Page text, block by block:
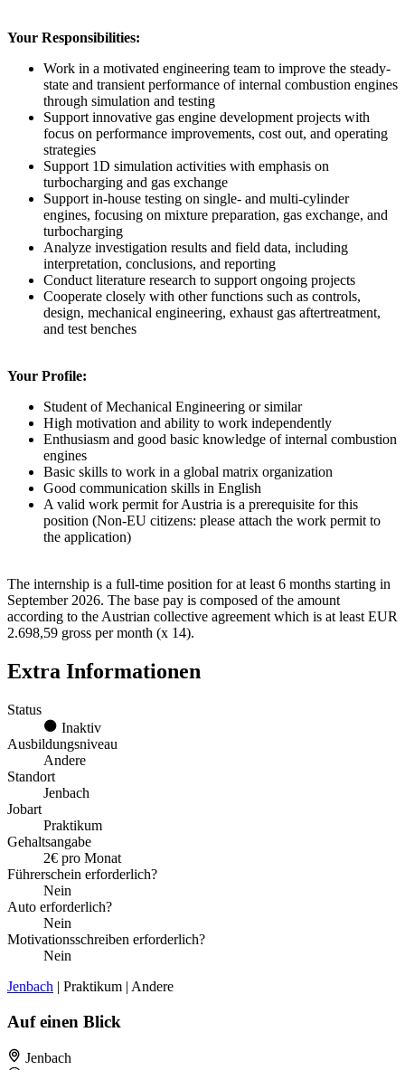
Your Responsibilities:
Work in a motivated engineering team to improve the steady-
state and transient performance of internal combustion engines
through simulation and testing
Support innovative gas engine development projects with
focus on performance improvements, cost out, and operating
strategies
Support 1D simulation activities with emphasis on
turbocharging and gas exchange
Support in-house testing on single- and multi-cylinder
engines, focusing on mixture preparation, gas exchange, and
turbocharging
Analyze investigation results and field data, including
interpretation, conclusions, and reporting
Conduct literature research to support ongoing projects
Cooperate closely with other functions such as controls,
design, mechanical engineering, exhaust gas aftertreatment,
and test benches
Your Profile:
Student of Mechanical Engineering or similar
High motivation and ability to work independently
Enthusiasm and good basic knowledge of internal combustion
engines
Basic skills to work in a global matrix organization
Good communication skills in English
A valid work permit for Austria is a prerequisite for this
position (Non-EU citizens: please attach the work permit to
the application)
The internship is a full-time position for at least 6 months starting in
September 2026. The base pay is composed of the amount
according to the Austrian collective agreement which is at least EUR
2.698,59 gross per month (x 14).
Extra Informationen
Status
Inaktiv
Ausbildungsniveau
Andere
Standort
Jenbach
Jobart
Praktikum
Gehaltsangabe
2€ pro Monat
Führerschein erforderlich?
Nein
Auto erforderlich?
Nein
Motivationsschreiben erforderlich?
Nein
Jenbach | Praktikum | Andere
Auf einen Blick
Jenbach